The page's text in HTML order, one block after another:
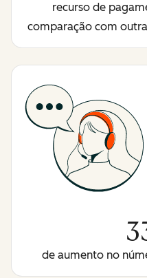
recurso de
comparação com
de aumento no